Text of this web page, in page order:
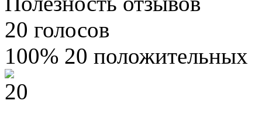
20 голосов
100% 20 положительных